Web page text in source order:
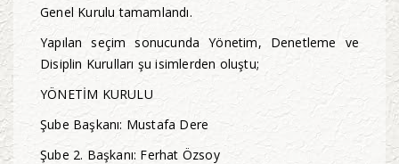
Genel Kurulu tamamlandı.
Yapılan seçim sonucunda Yönetim, Denetleme ve
Disiplin Kurulları şu isimlerden oluştu;
YÖNETİM KURULU
Şube Başkanı: Mustafa Dere
Şube 2. Başkanı: Ferhat Özsoy